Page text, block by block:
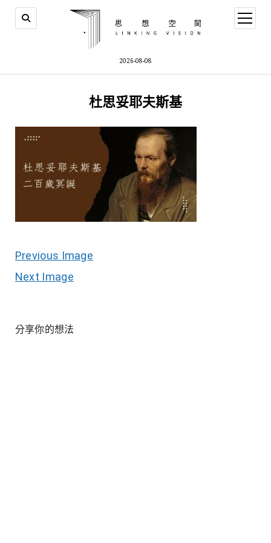
2026-08-08
open
menu
杜思妥耶夫斯基
Previous Image
Next Image
分享你的想法